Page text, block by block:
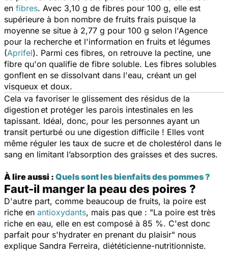
en fibres. Avec 3,10 g de fibres pour 100 g, elle est
supérieure à bon nombre de fruits frais puisque la
moyenne se situe à 2,77 g pour 100 g selon l'Agence
pour la recherche et l'information en fruits et légumes
(Aprifel). Parmi ces fibres, on retrouve la pectine, une
fibre qu'on qualifie de fibre soluble. Les fibres solubles
gonflent en se dissolvant dans l'eau, créant un gel
visqueux et doux.
Cela va favoriser le glissement des résidus de la
digestion et protéger les parois intestinales en les
tapissant. Idéal, donc, pour les personnes ayant un
transit perturbé ou une digestion difficile ! Elles vont
même réguler les taux de sucre et de cholestérol dans le
sang en limitant l’absorption des graisses et des sucres.
À lire aussi : Quels sont les bienfaits des pommes ?
Faut-il manger la peau des poires ?
D'autre part, comme beaucoup de fruits, la poire est
riche en antioxydants, mais pas que : "La poire est très
riche en eau, elle en est composé à 85 %. C'est donc
parfait pour s'hydrater en prenant du plaisir" nous
explique Sandra Ferreira, diététicienne-nutritionniste.